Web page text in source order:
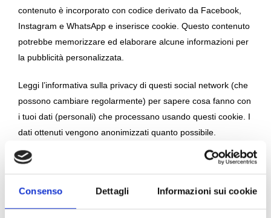
Consenso Dettagli Informazioni sui cookie
contenuto è incorporato con codice derivato da Facebook,
Instagram e WhatsApp e inserisce cookie. Questo contenuto
potrebbe memorizzare ed elaborare alcune informazioni per
la pubblicità personalizzata.
Leggi l’informativa sulla privacy di questi social network (che
possono cambiare regolarmente) per sapere cosa fanno con
i tuoi dati (personali) che processano usando questi cookie. I
dati ottenuti vengono anonimizzati quanto possibile.
Facebook, Instagram e WhatsApp si trovano negli Stati Uniti.
6. Cookie presenti
Varie Scopo in attesa di indagine
Consent